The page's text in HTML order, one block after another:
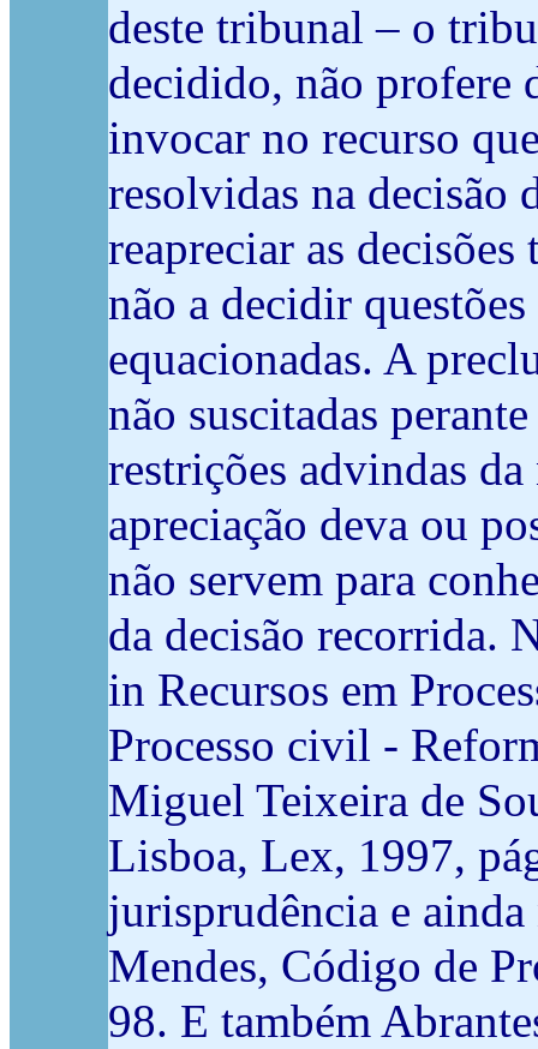
deste tribunal – o
decidido, não profere
invocar no recurso
resolvidas na decisão
reapreciar as
não a decidir
equacionadas. A
não suscitadas
restrições advindas
apreciação deva ou
não servem para
da decisão recorrida.
in Recursos em
Processo civil -
Miguel Teixeira de
Lisboa, Lex, 1997,
jurisprudência e
Mendes, Código de
98. E também